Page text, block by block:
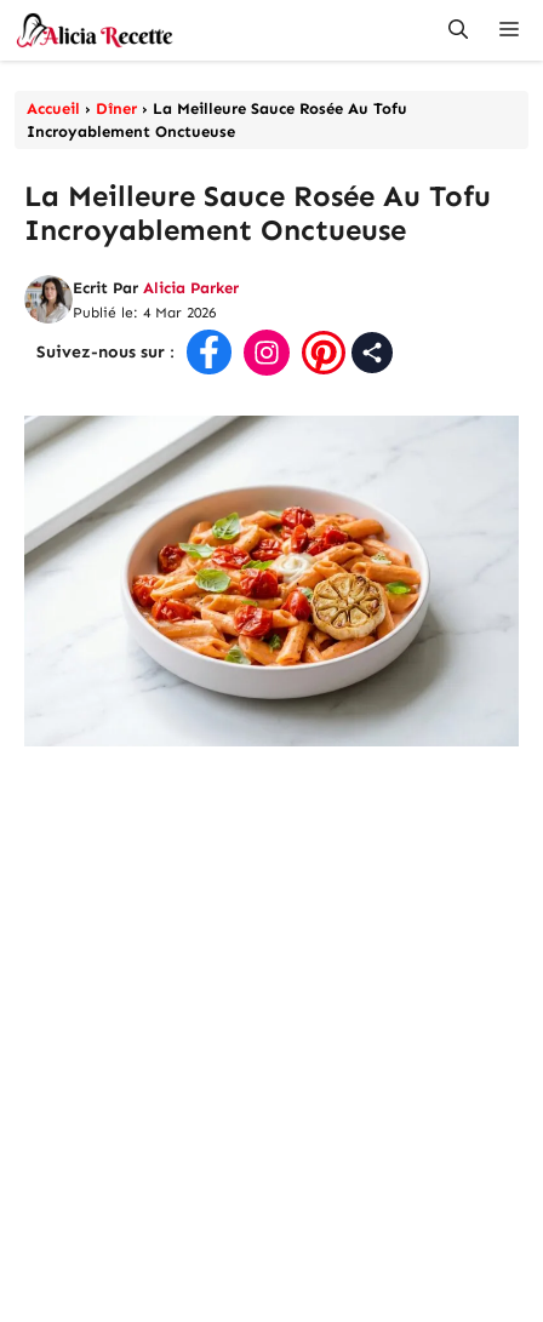
Aller
au
Accueil › Dîner › La Meilleure Sauce Rosée Au Tofu
Incroyablement Onctueuse
La Meilleure Sauce Rosée Au Tofu
Incroyablement Onctueuse
Ecrit Par Alicia Parker
Publié le: 4 Mar 2026
Suivez-nous sur :